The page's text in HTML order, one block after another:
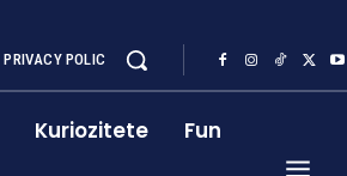
PRIVACY POLIC
Kuriozitete Fun